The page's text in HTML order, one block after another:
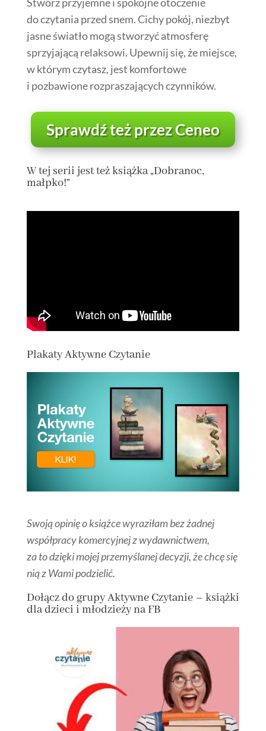
do czytania przed snem. Cichy pokój, niezbyt
jasne światło mogą stworzyć atmosferę
sprzyjającą relaksowi. Upewnij się, że miejsce,
w którym czytasz, jest komfortowe
i pozbawione rozpraszających czynników.
Sprawdź też przez Ceneo
W tej serii jest też książka „Dobranoc,
małpko!”
Plakaty Aktywne Czytanie
Swoją opinię o książce wyraziłam bez żadnej
współpracy komercyjnej z wydawnictwem,
za to dzięki mojej przemyślanej decyzji, że chcę się
nią z Wami podzielić.
Dołączdo grupyAktywne Czytanie – książki
dla dzieci i młodzieży na FB